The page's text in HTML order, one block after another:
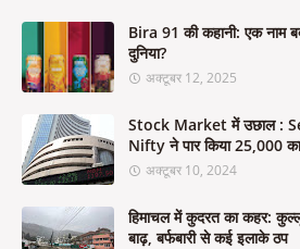
Bira 91 की कहानी: एक नाम
दुनिया?
अक्टूबर 12, 2025
Stock Market में उछाल :
Nifty ने पार किया 25,000
अक्टूबर 10, 2024
हिमाचल में कुदरत का कहर:
बाढ़, बर्फबारी से कई इलाके ठप